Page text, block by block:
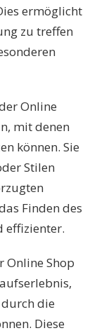
ermöglicht
zu treffen
Online
mit denen
können. Sie
Stilen
Finden des
effizienter.
Online Shop
die
Diese